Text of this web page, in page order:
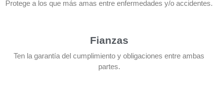
Protege a los que más amas entre enfermedades y/o accidentes.
Fianzas
Ten la garantía del cumplimiento y obligaciones entre ambas
partes.